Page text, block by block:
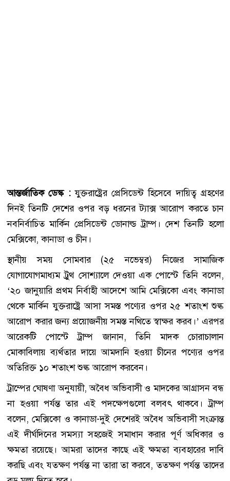
আন্তর্জাতিক ডেস্ক :যুক্তরাষ্ট্রের প্রেসিডেন্ট হিসেবে দায়িত্ব গ্রহণের
দিনই তিনটি দেশের ওপর বড় ধরনের ট্যাক্স আরোপ করতে চান
নবনির্বাচিত মার্কিন প্রেসিডেন্ট ডোনাল্ড ট্রাম্প। দেশ তিনটি হলো
মেক্সিকো, কানাডা ও চীন।
স্থানীয় সময় সোমবার (২৫ নভেম্বর) নিজের সামাজিক
যোগাযোগমাধ্যম ট্রুথ সোশ্যালে দেওয়া এক পোস্টে তিনি বলেন,
‘২০ জানুয়ারি প্রথম নির্বাহী আদেশে আমি মেক্সিকো এবং কানাডা
থেকে মার্কিন যুক্তরাষ্ট্রে আসা সমস্ত পণ্যের ওপর ২৫ শতাংশ শুল্ক
আরোপ করার জন্য প্রয়োজনীয় সমস্ত নথিতে স্বাক্ষর করব।’ এরপর
আরেকটি পোস্টে ট্রাম্প জানান, তিনি মাদক চোরাচালান
মোকাবিলায় ব্যর্থতার দায়ে আমদানি হওয়া চীনের পণ্যের ওপর
অতিরিক্ত ১০ শতাংশ শুল্ক আরোপ করবেন।
ট্রাম্পের ঘোষণা অনুযায়ী, অবৈধ অভিবাসী ও মাদকের আগ্রাসন বন্ধ
না হওয়া পর্যন্ত তার এই পদক্ষেপগুলো বলবৎ থাকবে। ট্রাম্প
বলেন, মেক্সিকো ও কানাডা-দুই দেশেরই অবৈধ অভিবাসী সংক্রান্ত
এই দীর্ঘদিনের সমস্যা সহজেই সমাধান করার পূর্ণ অধিকার ও
ক্ষমতা রয়েছে। আমরা তাদের কাছে এই ক্ষমতা ব্যবহারের দাবি
করছি এবং যতক্ষণ পর্যন্ত না তারা তা করবে, ততক্ষণ পর্যন্ত তাদের